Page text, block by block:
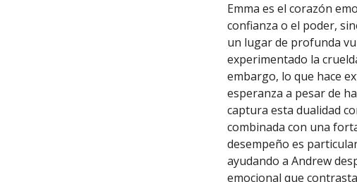
Emma es el corazón
confianza o el poder,
un lugar de profunda
experimentado la
embargo, lo que hace
esperanza a pesar de
captura esta dualidad
combinada con una
desempeño es
ayudando a Andrew
emocional que